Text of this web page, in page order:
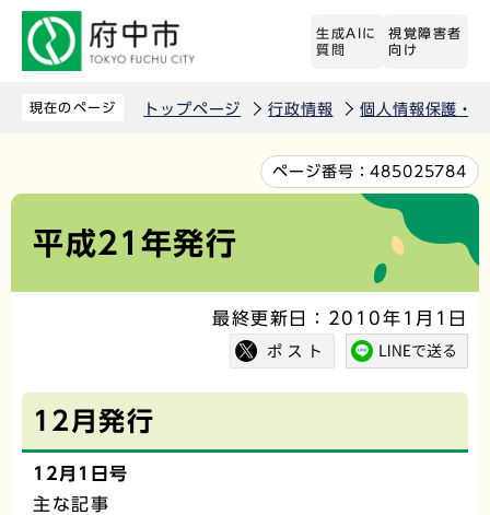
先
す
生成AIに
質問
視覚障害者
向け
現在のページ トップページ 行政情報 個人情報保護・
文
か
ページ番号：485025784
平成21年発行
最終更新日：2010年1月1日
12月発行
12月1日号
主な記事